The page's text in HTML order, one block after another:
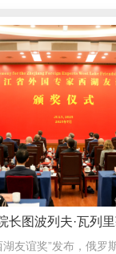
长图波列夫·瓦列
友谊奖”发布，俄罗